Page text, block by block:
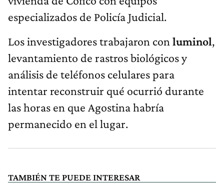
especializados de Policía Judicial.
Los investigadores trabajaron con luminol,
levantamiento de rastros biológicos y
análisis de teléfonos celulares para
intentar reconstruir qué ocurrió durante
las horas en que Agostina habría
permanecido en el lugar.
TAMBIÉN TE PUEDE INTERESAR